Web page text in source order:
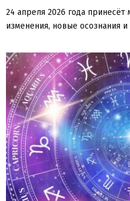
24 апреля 2026 года
изменения, новые осознания